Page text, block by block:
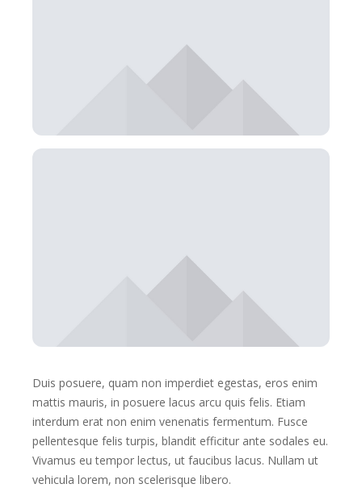
Duis posuere, quam non imperdiet egestas, eros enim
mattis mauris, in posuere lacus arcu quis felis. Etiam
interdum erat non enim venenatis fermentum. Fusce
pellentesque felis turpis, blandit efficitur ante sodales eu.
Vivamus eu tempor lectus, ut faucibus lacus. Nullam ut
vehicula lorem, non scelerisque libero.